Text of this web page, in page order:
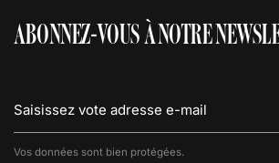
ABONNEZ-VOUS À NOTRE
Vos données sont bien protégées.